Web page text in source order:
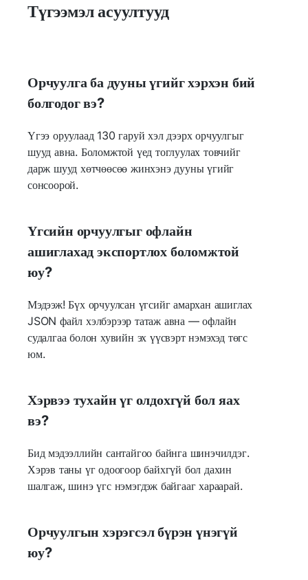
Түгээмэл асуултууд
Орчуулга ба дууны үгийг хэрхэн бий
болгодог вэ?
Үгээ оруулаад 130 гаруй хэл дээрх орчуулгыг
шууд авна. Боломжтой үед тоглуулах товчийг
дарж шууд хөтчөөсөө жинхэнэ дууны үгийг
сонсоорой.
Үгсийн орчуулгыг офлайн
ашиглахад экспортлох боломжтой
юу?
Мэдээж! Бүх орчуулсан үгсийг амархан ашиглах
JSON файл хэлбэрээр татаж авна — офлайн
судалгаа болон хувийн эх үүсвэрт нэмэхэд төгс
юм.
Хэрвээ тухайн үг олдохгүй бол яах
вэ?
Бид мэдээллийн сантайгоо байнга шинэчилдэг.
Хэрэв таны үг одоогоор байхгүй бол дахин
шалгаж, шинэ үгс нэмэгдэж байгааг хараарай.
Орчуулгын хэрэгсэл бүрэн үнэгүй
юу?